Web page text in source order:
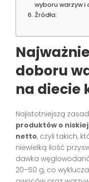
wyboru warzyw
Źródła:
doboru
na diecie
Najistotniejszą
produktów o
netto, czyli takich,
niewielką ilość
dawka
20–50 g, co